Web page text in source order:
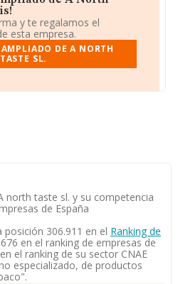
y te regalamos el
esta empresa.
DE A NORTH
TASTE SL.
north taste sl. y su competencia
de España
306.911 en el Ranking de
en el ranking de empresas de
el ranking de su sector CNAE
especializado, de productos